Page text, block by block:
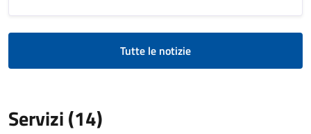
Tutte le notizie
Servizi (14)